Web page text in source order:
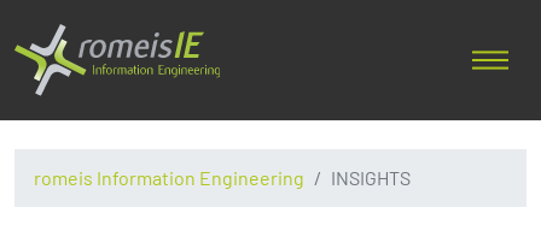
romeis Information Engineering INSIGHTS